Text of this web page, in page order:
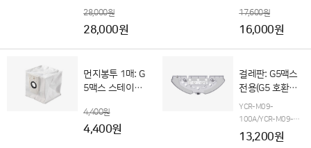
110A 전용
28,000원
28,000원
110A 전용
17,600원
16,000원
먼지봉투 1매: G
5맥스 스테이션
가)
4,400원
4,400원
걸레판: G5맥스
전용(G5 호환불
가)
YCR-M09-
100A/YCR-M09-
110A 전용
13,200원